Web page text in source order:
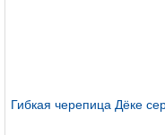
Гибкая черепица Дёке